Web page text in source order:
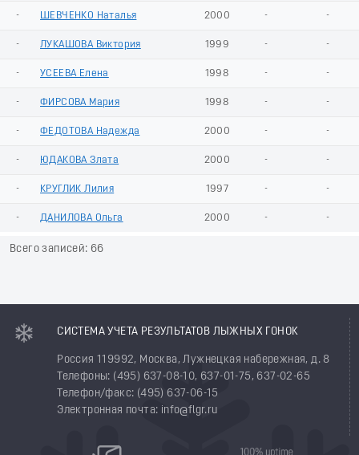
- ШЕВЧЕНКО Наталья 2000 - -
- ЛУКАШОВА Виктория 1999 - -
- УСЕЕВА Елена 1998 - -
- ФИРСОВА Мария 1998 - -
- ФЕДОТОВА Надежда 2000 - -
- ЮДАКОВА Злата 2000 - -
- КРУГЛИК Лилия 1997 - -
- ДАНИЛОВА Ольга 2000 - -
Всего записей: 66
СИСТЕМА УЧЕТА РЕЗУЛЬТАТОВ ЛЫЖНЫХ ГОНОК
Россия 119992, Москва, Лужнецкая набережная, д. 8
Телефоны: (495) 637-08-10, 637-01-75, 637-02-65
Телефон/факс: (495) 637-06-15
Электронная почта: info@flgr.ru